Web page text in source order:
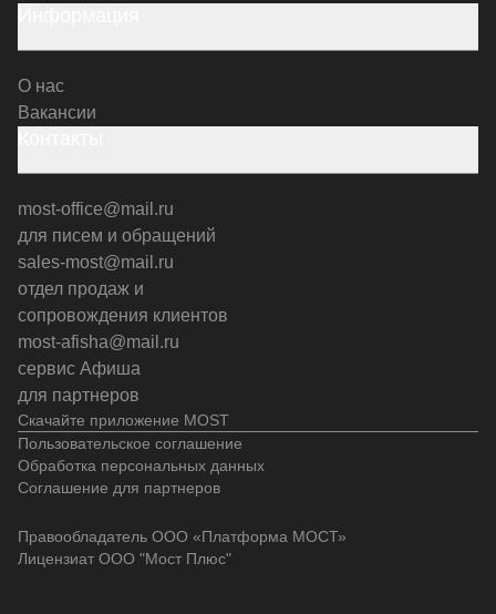
Скачайте приложение MOST
О нас
Вакансии
most-office@mail.ru
для писем и обращений
sales-most@mail.ru
отдел продаж и
сопровождения клиентов
most-afisha@mail.ru
сервис Афиша
для партнеров
Пользовательское соглашение
Обработка персональных данных
Соглашение для партнеров
Правообладатель ООО «Платформа МОСТ»
Лицензиат ООО "Мост Плюс"